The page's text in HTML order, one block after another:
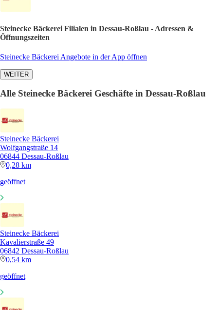
Steinecke Bäckerei Filialen in Dessau-Roßlau - Adressen &
Öffnungszeiten
Steinecke Bäckerei Angebote in der App öffnen
WEITER
Alle Steinecke Bäckerei Geschäfte in Dessau-Roßlau
Steinecke Bäckerei
Wolfgangstraße 14
06844 Dessau-Roßlau
0,28 km
geöffnet
Steinecke Bäckerei
Kavalierstraße 49
06842 Dessau-Roßlau
0,54 km
geöffnet